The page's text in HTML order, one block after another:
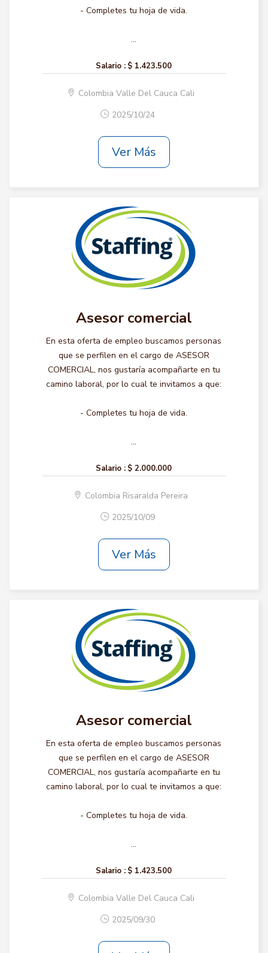
- Completes tu hoja de vida.
...
Salario : $ 1.423.500
Colombia Valle Del Cauca Cali
2025/10/24
Ver Más
Asesor comercial
En esta oferta de empleo buscamos personas
que se perfilen en el cargo de ASESOR
COMERCIAL, nos gustaría acompañarte en tu
camino laboral, por lo cual te invitamos a que:
- Completes tu hoja de vida.
...
Salario : $ 2.000.000
Colombia Risaralda Pereira
2025/10/09
Ver Más
Asesor comercial
En esta oferta de empleo buscamos personas
que se perfilen en el cargo de ASESOR
COMERCIAL, nos gustaría acompañarte en tu
camino laboral, por lo cual te invitamos a que:
- Completes tu hoja de vida.
...
Salario : $ 1.423.500
Colombia Valle Del Cauca Cali
2025/09/30